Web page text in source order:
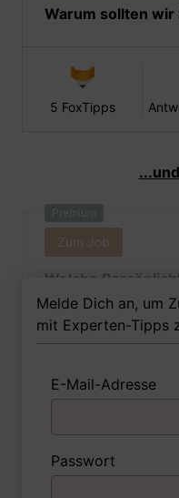
Warum sollten wir
5 FoxTipps
Premium
Zum Job
Welche
als Kürschnerin
besitzen, um in
sein?
1 FoxTipp
Melde Dich an, um
mit Experten-Tipps
E-Mail-Adresse
Passwort